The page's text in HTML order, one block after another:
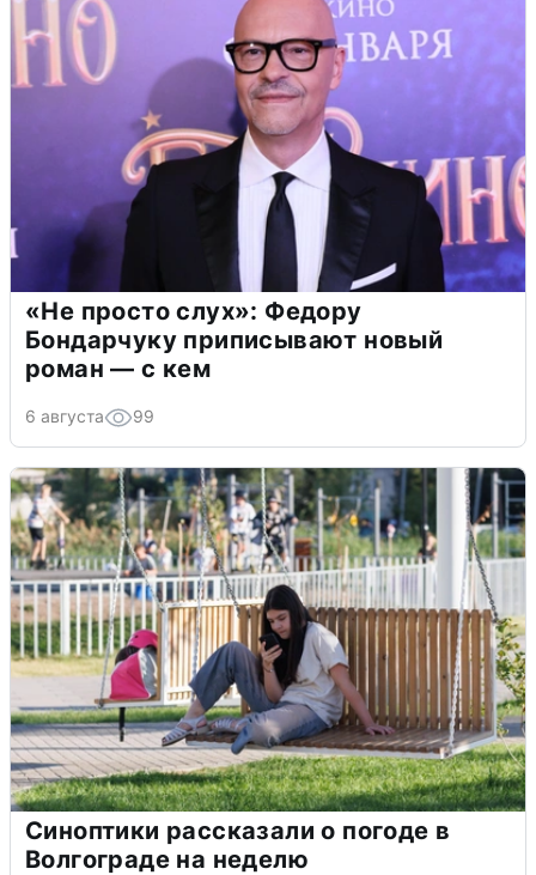
«Не просто слух»: Федору
Бондарчуку приписывают новый
роман — с кем
6 августа 99
Синоптики рассказали о погоде в
Волгограде на неделю